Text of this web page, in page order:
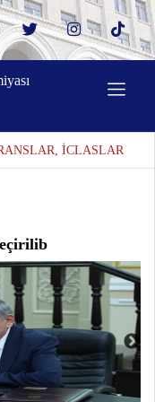
İCLASLAR